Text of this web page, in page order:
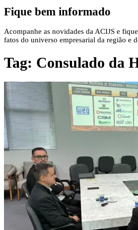
Fique bem informado
Acompanhe as novidades da ACIJS e
fatos do universo empresarial da região e
Tag: Consulado da